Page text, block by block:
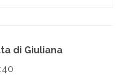
di Giuliana